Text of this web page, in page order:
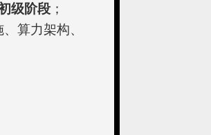
级阶段 ；
算力架构、